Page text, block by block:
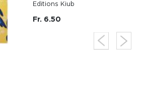
Editions Kiub
Fr. 6.50